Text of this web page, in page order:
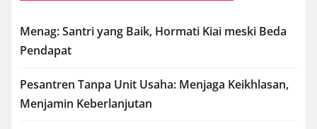
Menag: Santri yang Baik, Hormati Kiai meski Beda
Pendapat
Pesantren Tanpa Unit Usaha: Menjaga Keikhlasan,
Menjamin Keberlanjutan